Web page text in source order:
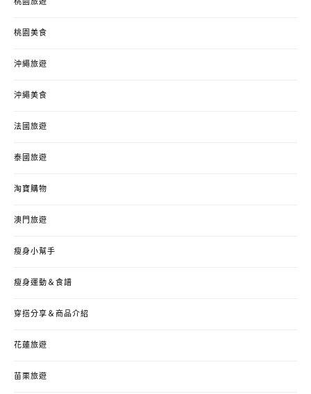
桃園旅遊
桃園美食
沖繩旅遊
沖繩美食
法國旅遊
泰國旅遊
淘寶購物
澳門旅遊
瘦身小幫手
瘦身運動＆食譜
穿搭分享＆商品介紹
花蓮旅遊
苗栗旅遊